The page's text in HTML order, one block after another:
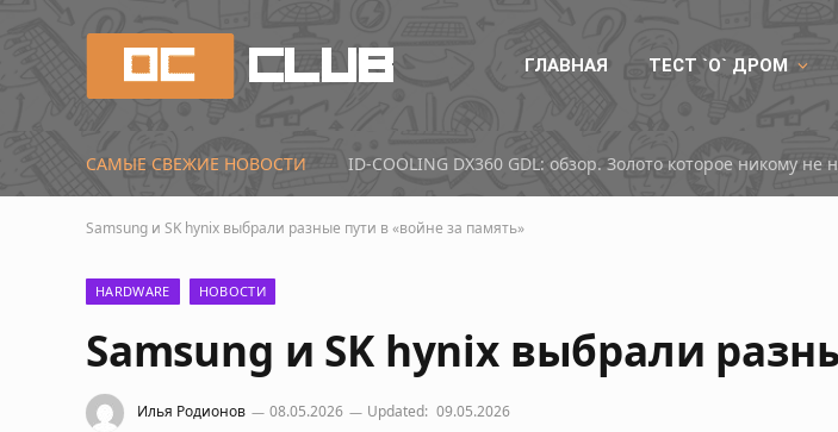
ГЛАВНАЯ ТЕСТ `О` ДРОМ
САМЫЕ СВЕЖИЕ НОВОСТИ
Samsung и SK hynix выбрали разные пути в «войне за память»
HARDWARE НОВОСТИ
Samsung и SK hynix выбрали
Илья Родионов 08.05.2026 Updated: 09.05.2026